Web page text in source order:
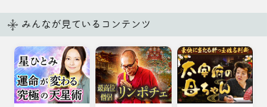
みんなが見ているコンテンツ